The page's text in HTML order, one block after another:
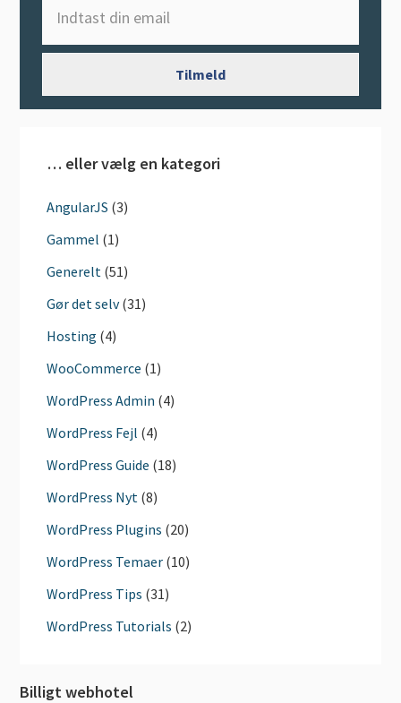
… eller vælg en kategori
AngularJS (3)
Gammel (1)
Generelt (51)
Gør det selv(31)
Hosting (4)
WooCommerce (1)
WordPress Admin (4)
WordPress Fejl (4)
WordPress Guide (18)
WordPress Nyt (8)
WordPress Plugins (20)
WordPress Temaer (10)
WordPress Tips (31)
WordPress Tutorials (2)
Billigt webhotel